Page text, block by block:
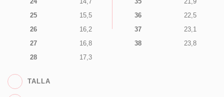
25
15,5
26
16,2
27
16,8
28
17,3
36
22,5
37
23,1
38
23,8
TALLA